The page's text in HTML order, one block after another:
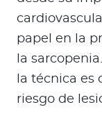
papel en la
la
la técnica es
riesgo de